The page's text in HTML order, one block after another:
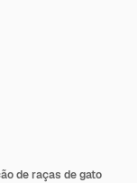
de raças de gato